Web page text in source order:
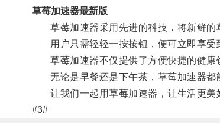
草莓加速器最新版
草莓加速器采用先进的科技，将新鲜的
用户只需轻轻一按按钮，便可立即享受
草莓加速器不仅提供了方便快捷的健康
无论是早餐还是下午茶，草莓加速器都
让我们一起用草莓加速器，让生活更美
#3#